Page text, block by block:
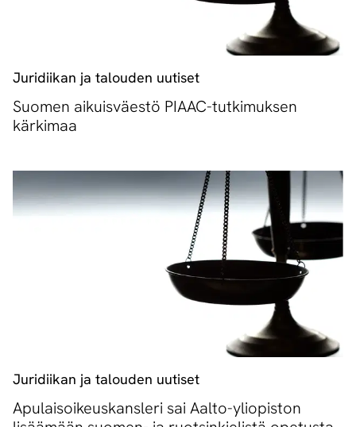
Juridiikan ja talouden uutiset
Suomen aikuisväestö PIAAC-tutkimuksen
kärkimaa
Juridiikan ja talouden uutiset
Apulaisoikeuskansleri sai Aalto-yliopiston